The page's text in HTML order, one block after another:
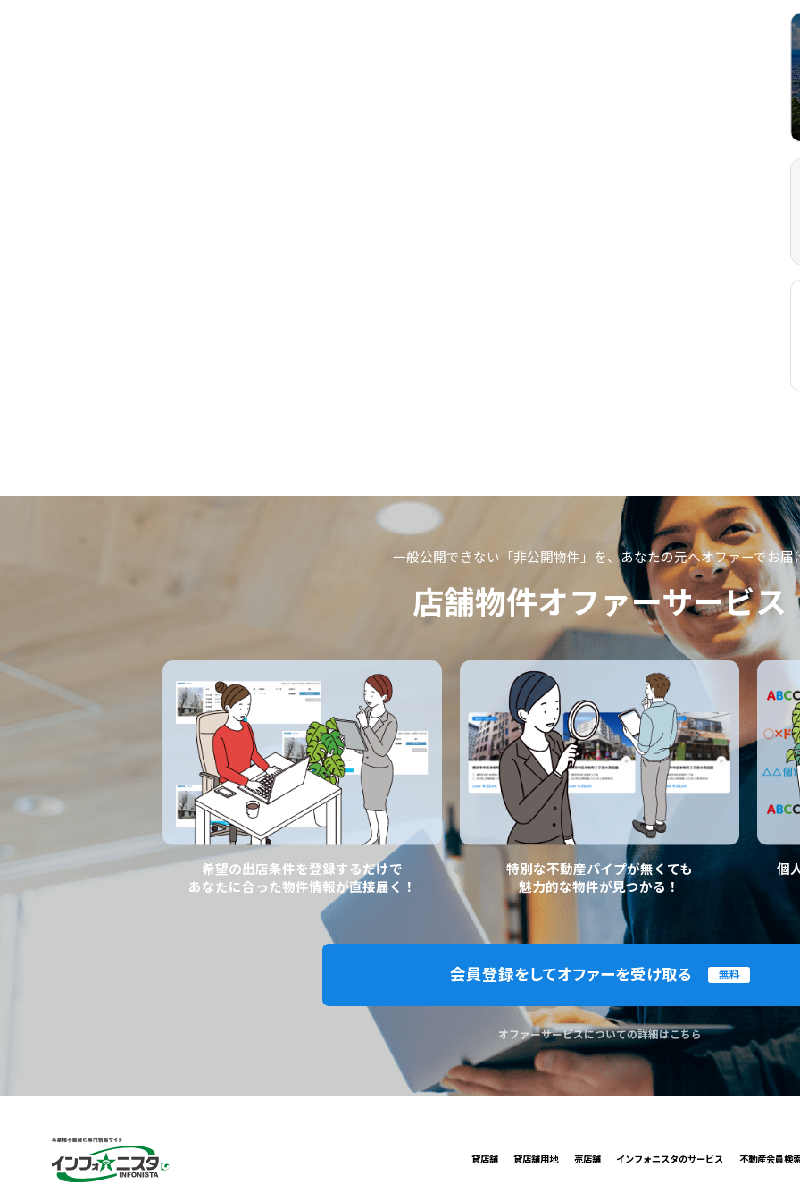
一般公開できない「非公開物件」を、あなたの元へオファーでお届
店舗物件オファーサービス
希望の出店条件を登録するだけで
あなたに合った物件情報が直接届く！
特別な不動産パイプが無くても
魅力的な物件が見つかる！
個
会員登録をしてオファーを受け取る 無料
オファーサービスについての詳細はこちら
貸店舗 貸店舗用地 売店舗 インフォニスタのサービス 不動産会員検